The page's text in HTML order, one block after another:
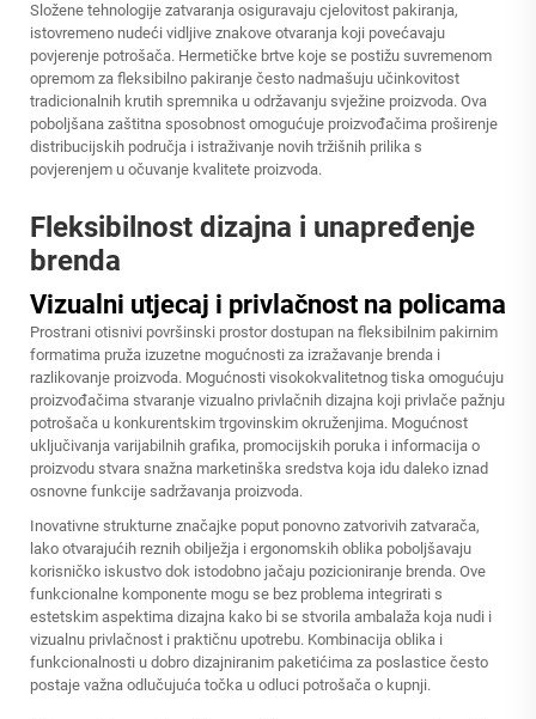
Složene tehnologije zatvaranja osiguravaju cjelovitost pakiranja,
istovremeno nudeći vidljive znakove otvaranja koji povećavaju
povjerenje potrošača. Hermetičke brtve koje se postižu suvremenom
opremom za fleksibilno pakiranje često nadmašuju učinkovitost
tradicionalnih krutih spremnika u održavanju svježine proizvoda. Ova
poboljšana zaštitna sposobnost omogućuje proizvođačima proširenje
distribucijskih područja i istraživanje novih tržišnih prilika s
povjerenjem u očuvanje kvalitete proizvoda.
Fleksibilnost dizajna i unapređenje
brenda
Vizualni utjecaj i privlačnost na policama
Prostrani otisnivi površinski prostor dostupan na fleksibilnim pakirnim
formatima pruža izuzetne mogućnosti za izražavanje brenda i
razlikovanje proizvoda. Mogućnosti visokokvalitetnog tiska omogućuju
proizvođačima stvaranje vizualno privlačnih dizajna koji privlače pažnju
potrošača u konkurentskim trgovinskim okruženjima. Mogućnost
uključivanja varijabilnih grafika, promocijskih poruka i informacija o
proizvodu stvara snažna marketinška sredstva koja idu daleko iznad
osnovne funkcije sadržavanja proizvoda.
Inovativne strukturne značajke poput ponovno zatvorivih zatvarača,
lako otvarajućih reznih obilježja i ergonomskih oblika poboljšavaju
korisničko iskustvo dok istodobno jačaju pozicioniranje brenda. Ove
funkcionalne komponente mogu se bez problema integrirati s
estetskim aspektima dizajna kako bi se stvorila ambalaža koja nudi i
vizualnu privlačnost i praktičnu upotrebu. Kombinacija oblika i
funkcionalnosti u dobro dizajniranim paketićima za poslastice često
postaje važna odlučujuća točka u odluci potrošača o kupnji.